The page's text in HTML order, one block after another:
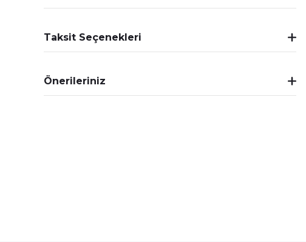
Taksit Seçenekleri
Önerileriniz